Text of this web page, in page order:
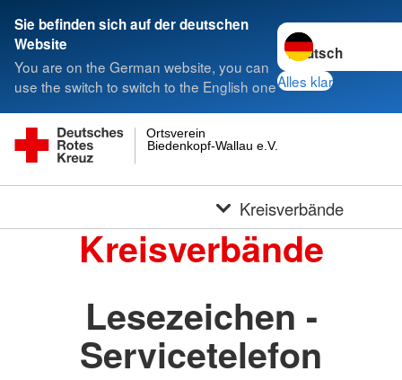
Sie befinden sich auf der deutschen
Website
You are on the German website, you can
use the switch to switch to the English one
Sprache wechseln
Alles klar
Biedenkopf-Wallau e.V.
Ortsverein
Kreisverbände
Kreisverbände
Lesezeichen -
Servicetelefon